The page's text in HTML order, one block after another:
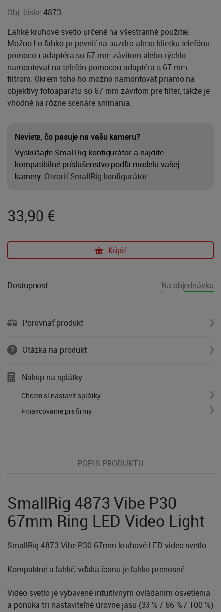
Obj. čislo: 4873
Ľahké kruhové svetlo určené na všestranné použitie.
Možno ho ľahko pripevniť na puzdro alebo klietku telefónu
pomocou adaptéra so 67 mm závitom alebo rýchlo
namontovať na telefón pomocou adaptéra s 67 mm
filtrom. Okrem toho ho možno namontovať priamo na
objektívy fotoaparátu so 67 mm závitom pre filter, takže je
vhodné na rôzne scenáre snímania.
Neviete, čo pasuje na vašu kameru?
Vyskúšajte SmallRig konfigurátor a nájdite
kompatibilné príslušenstvo podľa modelu vašej
kamery. Otvoriť SmallRig konfigurátor
33,90 €
Kúpiť
Dostupnosť Na objednávku
Porovnať produkt
Otázka na produkt
Nákup na splátky
Chcem si nastaviť splátky
Financovanie pre firmy
POPIS PRODUKTU
SmallRig 4873 Vibe P30
67mm Ring LED Video Light
SmallRig 4873 Vibe P30 67mm kruhové LED video svetlo
Kompaktné a ľahké, vďaka čomu je ľahko prenosné.
Video svetlo je vybavené intuitívnym ovládaním osvetlenia
a ponúka tri nastaviteľné úrovne jasu (33 % / 66 % / 100 %)